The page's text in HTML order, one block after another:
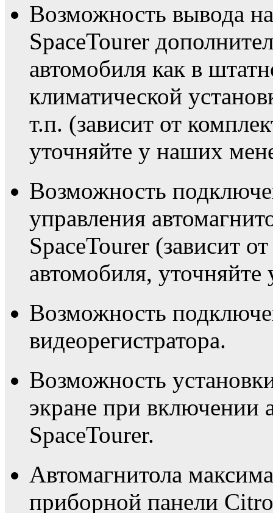
Возможность вывода
SpaceTourer
автомобиля как в
климатической
т.п. (зависит от
уточняйте у наших
Возможность
управления
SpaceTourer (зависит
автомобиля,
Возможность
видеорегистратора.
Возможность
экране при включении
SpaceTourer.
Автомагнитола
приборной панели